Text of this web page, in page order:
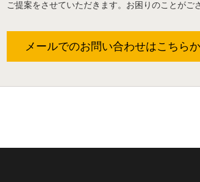
ご提案をさせていただきます。お困りのことが
メールでのお問い合わせはこちら